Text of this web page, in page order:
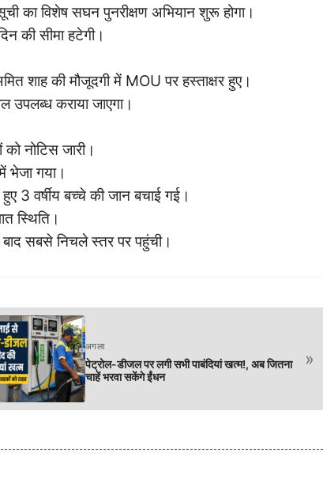
का विशेष सघन पुनरीक्षण अभियान शुरू होगा।
की सीमा हटेगी।
शाह की मौजूदगी में MOU पर हस्ताक्षर हुए।
कराया जाएगा।
नोटिस जारी।
भेजा गया।
3 वर्षीय बच्चे की जान बचाई गई।
स्थिति।
सबसे निचले स्तर पर पहुंची।
अगला
पेट्रोल-डीजल पर लगी सभी पाबंदियां खत्म!, अब जितना
चाहें भरवा सकेंगे ईंधन
»